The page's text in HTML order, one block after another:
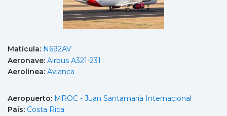
Matícula: N692AV
Aeronave: Airbus A321-231
Aerolínea: Avianca
Aeropuerto: MROC - Juan Santamaría Internacional
País: Costa Rica